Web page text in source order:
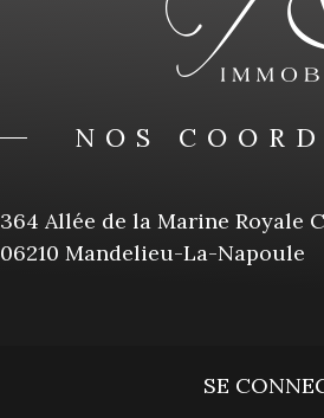
NOS
364 Allée de la Marine Royale
06210 Mandelieu-La-Napoule
SE